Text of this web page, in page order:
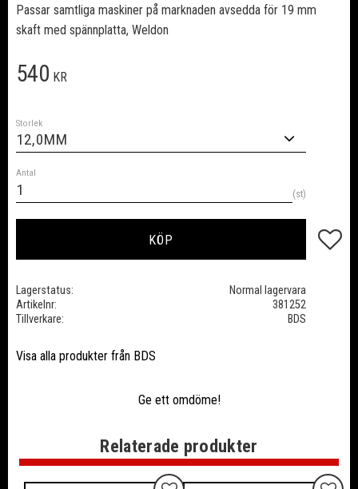
Passar samtliga maskiner på marknaden avsedda för 19 mm
skaft med spännplatta, Weldon
540 KR
Storlek
Antal
st
KÖP Lägg
Lagerstatus
Normal lagervara
Artikelnr
381252
Tillverkare
BDS
Visa alla produkter från BDS
Ge ett omdöme!
Relaterade produkter